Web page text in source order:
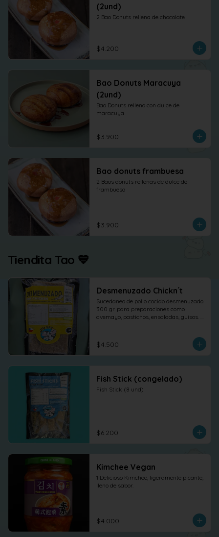
(2und)
2 Bao Donuts rellena de chocolate
$4.200
Bao Donuts Maracuya
(2und)
Bao Donuts relleno con dulce de
maracuya
$3.900
Bao donuts frambuesa
2 Baos donuts rellenas de dulce de
frambuesa
$3.900
Tiendita Tao 💙
Desmenuzado Chickn´t
Sucedaneo de pollo cocido desmenuzado
300 gr. para preparaciones como
avemayo, pastichos, ensaladas, guisos.
$4.500
Fish Stick (congelado)
Fish Stick (8 und)
$6.200
Kimchee Vegan
1 Delicioso Kimchee, ligeramente picante,
lleno de sabor.
$4.000